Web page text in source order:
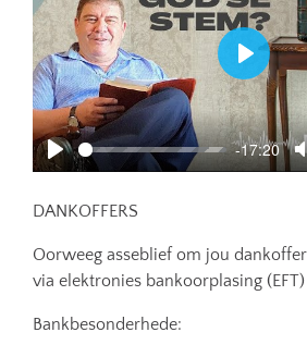
Play
-17:20
Play
DANKOFFERS
Oorweeg asseblief om jou
via elektronies bankoorplasing (EFT)
Bankbesonderhede: